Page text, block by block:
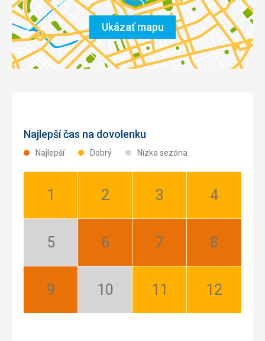
Ukázať mapu
Najlepší čas na dovolenku
Najlepší Dobrý Nízka sezóna
Január:
Február:
Marec:
Apríl:
Máj:
Jún:
Júl:
August:
September:
Október:
November:
December: